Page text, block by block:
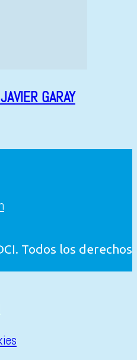
GARAY
Todos los derechos